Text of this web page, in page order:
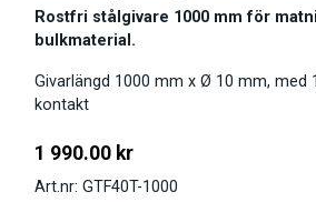
Rostfri stålgivare 1000 mm för
bulkmaterial.
Givarlängd 1000 mm x Ø 10 mm, med
kontakt
1 990.00 kr
Art.nr: GTF40T-1000